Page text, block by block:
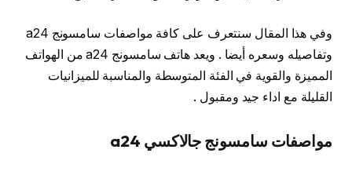
وفي هذا المقال سنتعرف على كافة مواصفات سامسونج a24
وتفاصيله وسعره أيضا . ويعد هاتف سامسونج a24 من الهواتف
المميزة والقوية في الفئة المتوسطة والمناسبة للميزانيات
القليلة مع اداء جيد ومقبول .
مواصفات سامسونج جالاكسي a24